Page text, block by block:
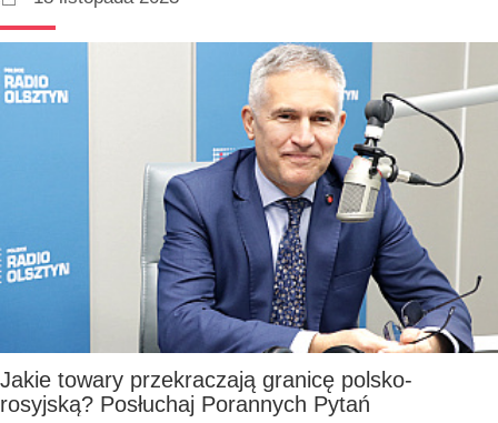
Jakie towary przekraczają granicę polsko-
rosyjską? Posłuchaj Porannych Pytań